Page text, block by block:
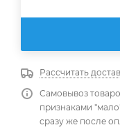
Рассчитать
Самовывоз
признаками
сразу же после